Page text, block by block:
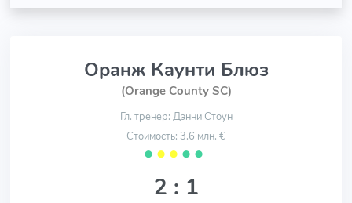
Оранж Каунти Блюз
(Orange County SC)
Гл. тренер: Дэнни Стоун
Стоимость: 3.6 млн. €
⬤ ⬤ ⬤ ⬤ ⬤
2 : 1